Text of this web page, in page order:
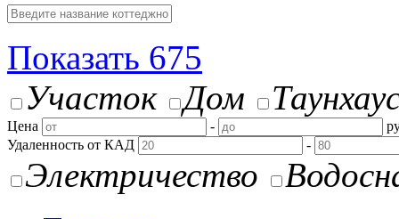
Показать 675
Участок
Дом
Цена -
Удаленность от КАД
-
Электричество